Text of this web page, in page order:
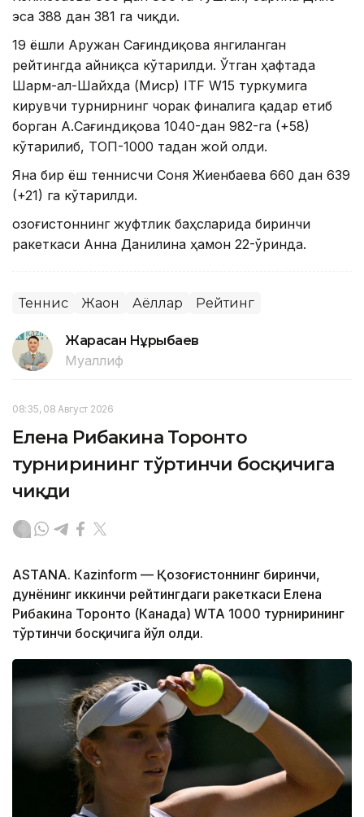
эса 388 дан 381 га чиқди.
19 ёшли Аружан Сағиндиқова янгиланган
рейтингда айниқса кўтарилди. Ўтган ҳафтада
Шарм-ал-Шайхда (Миср) ITF W15 туркумига
кирувчи турнирнинг чорак финалига қадар етиб
борган A.Сағиндиқова 1040-дан 982-га (+58)
кўтарилиб, ТОП-1000 тадан жой олди.
Яна бир ёш теннисчи Соня Жиенбаева 660 дан 639
(+21) га кўтарилди.
Қозоғистоннинг жуфтлик баҳсларида биринчи
ракеткаси Анна Данилина ҳамон 22-ўринда.
Теннис Жаҳон Аёллар Рейтинг
Жарасқан Нұрыбаев
Муаллиф
08:35, 08 Август 2026
Елена Рибакина Торонто
турнирининг тўртинчи босқичига
чиқди
ASTANА. Кazinform — Қозоғистоннинг биринчи,
дунёнинг иккинчи рейтингдаги ракеткаси Елена
Рибакина Торонто (Канада) WТА 1000 турнирининг
тўртинчи босқичига йўл олди.